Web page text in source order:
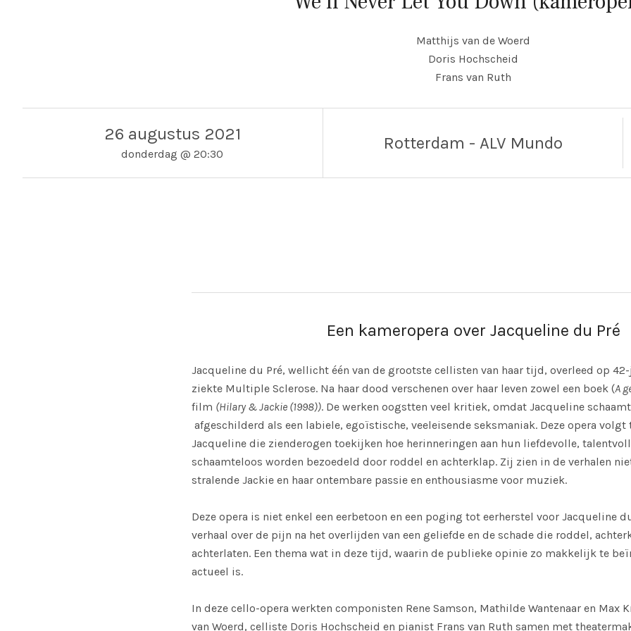
Matthijs van de Woerd
Doris Hochscheid
Frans van Ruth
26 augustus 2021
donderdag @ 20:30
Rotterdam - ALV Mundo
Een kameropera over Jacqueline du Pré
Jacqueline du Pré, wellicht één van de grootste cellisten van haar tijd, overleed op
ziekte Multiple Sclerose. Na haar dood verschenen over haar leven zowel een boek (A
film (Hilary & Jackie (1998)). De werken oogstten veel kritiek, omdat Jacqueline
afgeschilderd als een labiele, egoïstische, veeleisende seksmaniak. Deze opera volgt
Jacqueline die zienderogen toekijken hoe herinneringen aan hun liefdevolle,
schaamteloos worden bezoedeld door roddel en achterklap. Zij zien in de verhalen
stralende Jackie en haar ontembare passie en enthousiasme voor muziek.
Deze opera is niet enkel een eerbetoon en een poging tot eerherstel voor Jacqueline
verhaal over de pijn na het overlijden van een geliefde en de schade die roddel,
achterlaten. Een thema wat in deze tijd, waarin de publieke opinie zo makkelijk te
actueel is.
In deze cello-opera werkten componisten Rene Samson, Mathilde Wantenaar en Max
van Woerd, celliste Doris Hochscheid en pianist Frans van Ruth samen met